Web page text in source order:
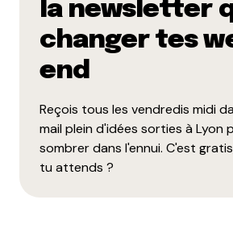
la newsletter
changer tes
end
Reçois tous les vendredis midi
mail plein d'idées sorties à Lyon
sombrer dans l'ennui. C'est
tu attends ?